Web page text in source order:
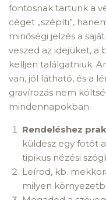
fontosnak tartunk a
céget „szépíti”,
minőségi jelzés a
veszed az idejüket, a
kelljen találgatniuk.
van, jól látható, és a
gravírozás nem
mindennapokban.
Rendeléshez
küldesz egy fotót
tipikus nézési
Leírod, kb.
milyen